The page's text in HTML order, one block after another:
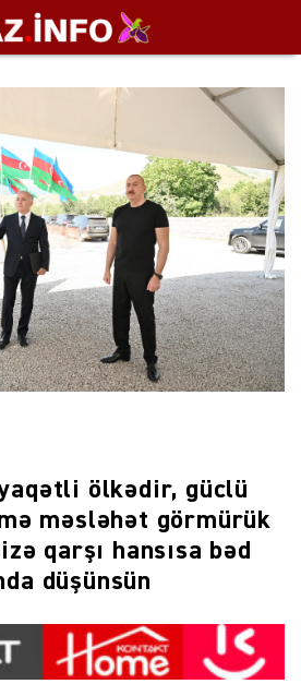
ölkədir, güclü
məsləhət görmürük
qarşı hansısa bəd
düşünsün